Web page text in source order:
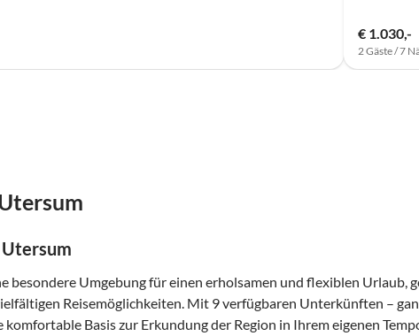
€ 1.030,-
2 Gäste / 7
Utersum
besondere Umgebung für einen erholsamen und flexiblen Urlaub,
Reisemöglichkeiten. Mit 9 verfügbaren Unterkünften –
komfortable Basis zur Erkundung der Region in Ihrem eigenen